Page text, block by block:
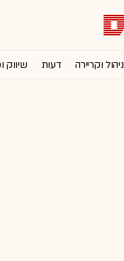
ניהול וקריירה דעות שיווק